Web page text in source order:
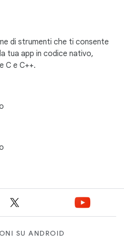
di strumenti che ti consente
tua app in codice nativo,
C e C++.
SU ANDROID